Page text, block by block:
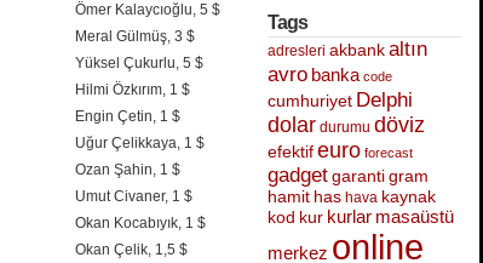
Ömer Kalaycıoğlu, 5 $
Meral Gülmüş, 3 $
Yüksel Çukurlu, 5 $
Hilmi Özkırım, 1 $
Engin Çetin, 1 $
Uğur Çelikkaya, 1 $
Ozan Şahin, 1 $
Umut Civaner, 1 $
Okan Kocabıyık, 1 $
Okan Çelik, 1,5 $
Tags
adresleri akbankaltın
avro banka code
cumhuriyet Delphi
dolar durumu döviz
efektifeuro forecast
gadget garanti gram
hamit has hava kaynak
kod kur kurlar masaüstü
merkez online